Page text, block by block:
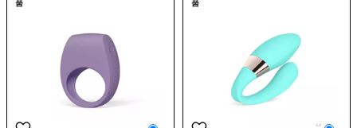
품 품